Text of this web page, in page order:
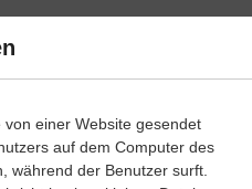
einfach erklärt
einer Website gesendet
auf dem Computer des
während der Benutzer surft.